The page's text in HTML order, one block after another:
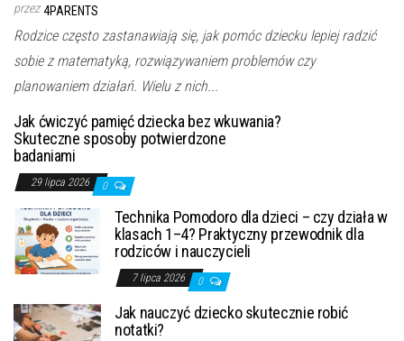
przez 4PARENTS
Rodzice często zastanawiają się, jak pomóc dziecku lepiej radzić
sobie z matematyką, rozwiązywaniem problemów czy
planowaniem działań. Wielu z nich...
Jak ćwiczyć pamięć dziecka bez wkuwania?
Skuteczne sposoby potwierdzone
badaniami
29 lipca 2026 0
Technika Pomodoro dla dzieci – czy działa w
klasach 1–4? Praktyczny przewodnik dla
rodziców i nauczycieli
7 lipca 2026 0
Jak nauczyć dziecko skutecznie robić
notatki?